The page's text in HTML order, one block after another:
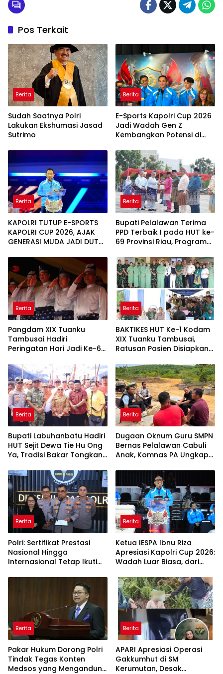
Pos Terkait
Berita
Sudah Saatnya Polri
Lakukan Ekshumasi Jasad
Sutrimo
Berita
E-Sports Kapolri Cup 2026
Jadi Wadah Gen Z
Kembangkan Potensi di
Berita
KAPOLRI TUTUP E-SPORTS
KAPOLRI CUP 2026, AJAK
GENERASI MUDA JADI DUTA
LAPORKAN GANGGUAN KE
110
Berita
Bupati Pelalawan Terima
PPD Terbaik I pada HUT ke-
69 Provinsi Riau, Program
Sorotan
Berita
Pangdam XIX Tuanku
Tambusai Hadiri
Peringatan Hari Jadi Ke-69
Berita
BAKTIKES HUT Ke-1 Kodam
XIX Tuanku Tambusai,
Ratusan Pasien Disiapkan
Berita
Bupati Labuhanbatu Hadiri
HUT Sejit Dewa Tie Hu Ong
Ya, Tradisi Bakar Tongkang
Berita
Dugaan Oknum Guru SMPN
Bernas Pelalawan Cabuli
Anak, Komnas PA Ungkap
Polres Sejak Juli
Berita
Polri: Sertifikat Prestasi
Nasional Hingga
Internasional Tetap Ikuti
Rekrutmen Polri
Berita
Ketua IESPA Ibnu Riza
Apresiasi Kapolri Cup 2026:
Wadah Luar Biasa, dari
Nasional
Berita
Pakar Hukum Dorong Polri
Tindak Tegas Konten
Medsos yang Mengandung
Berita
APARI Apresiasi Operasi
Gakkumhut di SM
Kerumutan, Desak